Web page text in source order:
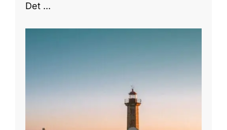
Det ...